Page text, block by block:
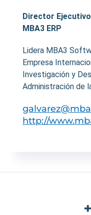
Director
MBA3 ERP
Lidera MBA3
Empresa
Investigación y
Administración de
http://